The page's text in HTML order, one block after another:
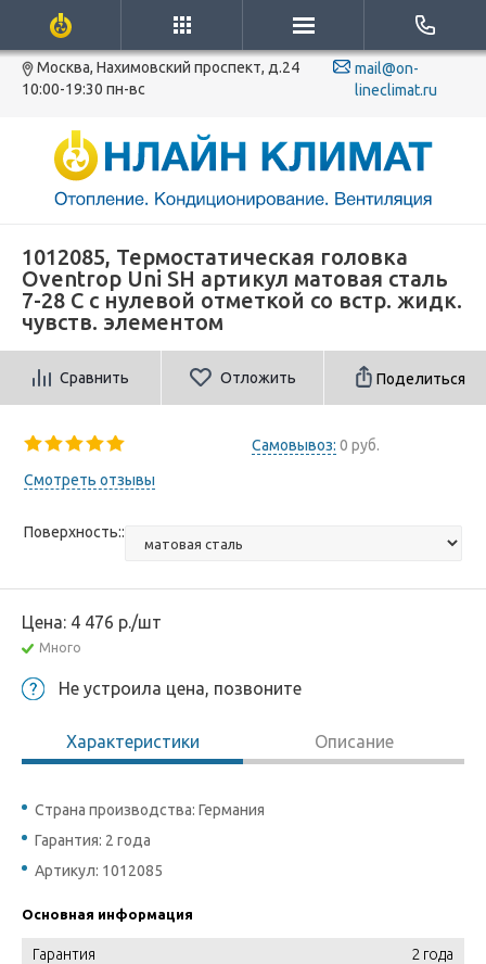
Москва, Нахимовский проспект, д.24
10:00-19:30 пн-вс
mail@on-
lineclimat.ru
1012085, Термостатическая головка
Oventrop Uni SH артикул матовая сталь
7-28 С с нулевой отметкой со встр. жидк.
чувств. элементом
Сравнить Отложить Поделиться
Самовывоз: 0 руб.
Смотреть отзывы
Поверхность::
Цена: 4 476 р./шт
Много
Не устроила цена, позвоните
Характеристики Описание
Страна производства: Германия
Гарантия: 2 года
Артикул: 1012085
Основная информация
Гарантия 2 года